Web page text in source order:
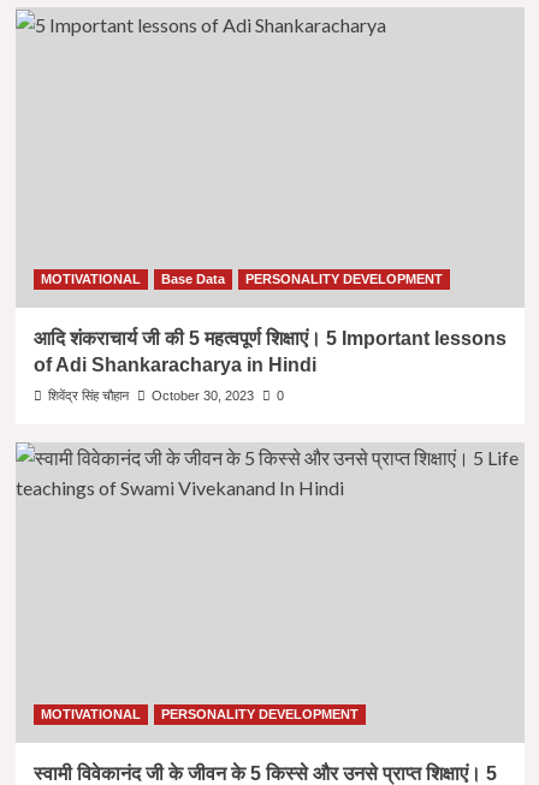
MOTIVATIONAL Base Data PERSONALITY DEVELOPMENT
आदि शंकराचार्य जी की 5 महत्वपूर्ण शिक्षाएं। 5 Important lessons
of Adi Shankaracharya in Hindi
शिवेंद्र सिंह चौहान October 30, 2023 0
MOTIVATIONAL PERSONALITY DEVELOPMENT
स्वामी विवेकानंद जी के जीवन के 5 किस्से और उनसे प्राप्त शिक्षाएं। 5